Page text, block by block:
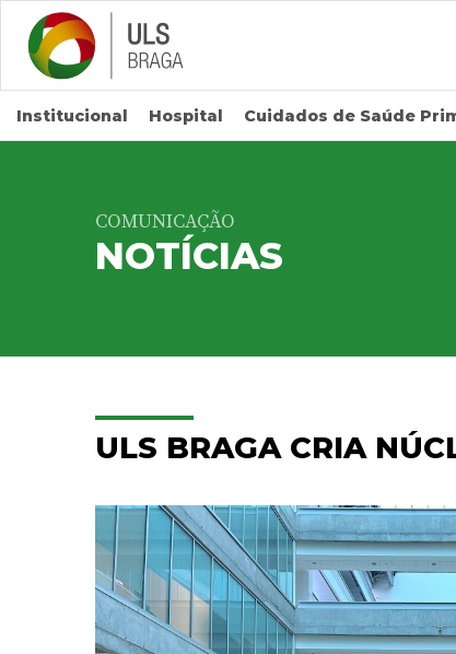
Saltar para conteúdo principal
Institucional Hospital Cuidados de Saúde
COMUNICAÇÃO
NOTÍCIAS
ULS BRAGA CRIA